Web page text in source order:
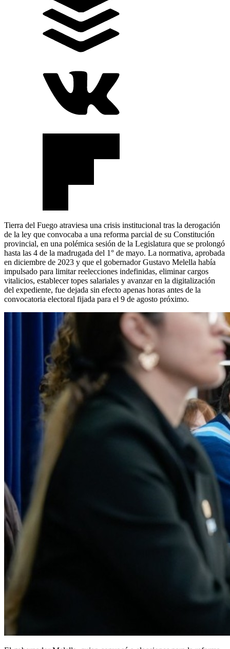
Tierra del Fuego atraviesa una crisis institucional tras la derogación
de la ley que convocaba a una reforma parcial de su Constitución
provincial, en una polémica sesión de la Legislatura que se prolongó
hasta las 4 de la madrugada del 1° de mayo. La normativa, aprobada
en diciembre de 2023 y que el gobernador Gustavo Melella había
impulsado para limitar reelecciones indefinidas, eliminar cargos
vitalicios, establecer topes salariales y avanzar en la digitalización
del expediente, fue dejada sin efecto apenas horas antes de la
convocatoria electoral fijada para el 9 de agosto próximo.